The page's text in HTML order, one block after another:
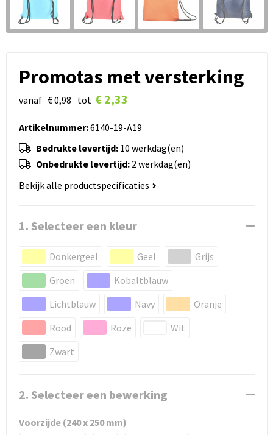
Promotas met versterking
vanaf € 0,98 tot € 2,33
Artikelnummer:6140-19-A19
Bedrukte levertijd: 10 werkdag(en)
Onbedrukte levertijd: 2 werkdag(en)
Bekijk alle productspecificaties
1. Selecteer een kleur
Donkergeel Geel
Grijs
Groen
Kobaltblauw
Lichtblauw
Navy
Oranje
Rood
Roze
Wit
Zwart
2. Selecteer een bewerking
Voorzijde (240 x 250 mm)